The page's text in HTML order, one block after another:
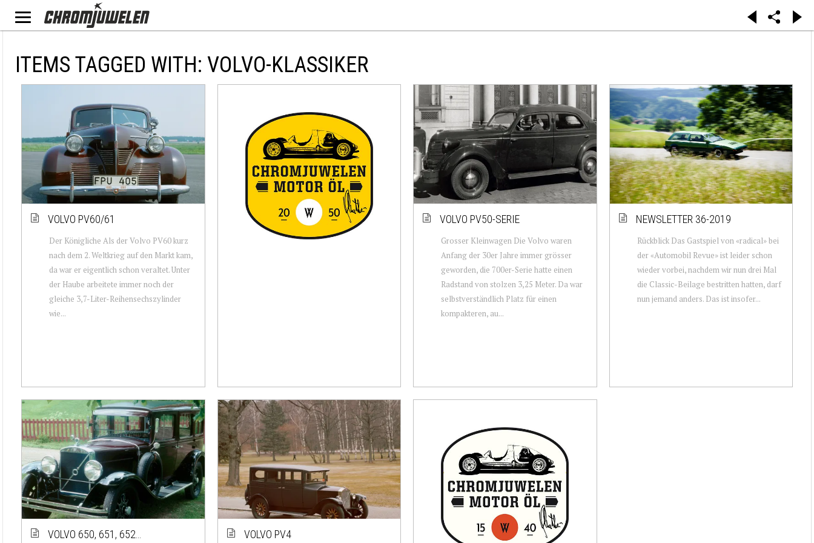
ITEMS TAGGED WITH: VOLVO-KLASSIKER
VOLVO PV60/61
Der Königliche Als der Volvo PV60 kurz
nach dem 2. Weltkrieg auf den Markt kam,
da war er eigentlich schon veraltet. Unter
der Haube arbeitete immer noch der
gleiche 3,7-Liter-Reihensechszylinder
wie...
VOLVO PV50-SERIE
Grosser Kleinwagen Die Volvo waren
Anfang der 30er Jahre immer grösser
geworden, die 700er-Serie hatte einen
Radstand von stolzen 3,25 Meter. Da war
selbstverständlich Platz für einen
kompakteren, au...
NEWSLETTER 36-2019
Rückblick Das Gastspiel von «radical» bei
der «Automobil Revue» ist leider schon
wieder vorbei, nachdem wir nun drei Mal
die Classic-Beilage bestritten hatten, darf
nun jemand anders. Das ist insofer...
VOLVO 650, 651, 652… VOLVO PV4